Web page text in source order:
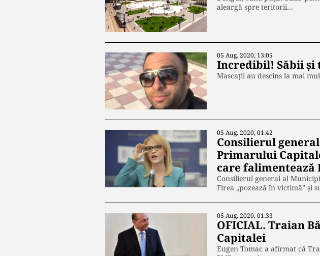
aleargă spre teritorii…
05 Aug. 2020, 13:05
Incredibil! Săbii și
Mascații au descins la mai
05 Aug. 2020, 01:42
Consilierul
Primarului
care falimentează
Consilierul general al
Firea „pozează în victimă” şi
05 Aug. 2020, 01:33
OFICIAL. Traian
Capitalei
Eugen Tomac a afirmat că